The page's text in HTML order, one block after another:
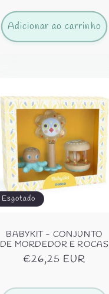
Adicionar ao carrinho
Esgotado
BABYKIT - CONJUNTO
DE MORDEDOR E ROCAS
Preço
€26,25 EUR